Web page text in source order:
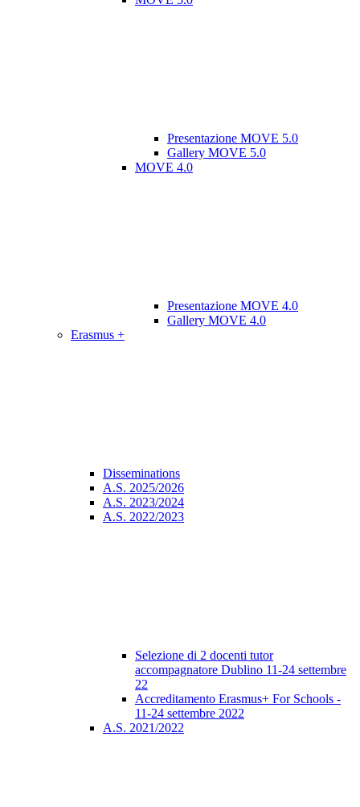
Presentazione MOVE 5.0
Gallery MOVE 5.0
MOVE 4.0
Presentazione MOVE 4.0
Gallery MOVE 4.0
Erasmus +
Disseminations
A.S. 2025/2026
A.S. 2023/2024
A.S. 2022/2023
Selezione di 2 docenti tutor
accompagnatore Dublino 11-24 settembre
22
Accreditamento Erasmus+ For Schools -
11-24 settembre 2022
A.S. 2021/2022